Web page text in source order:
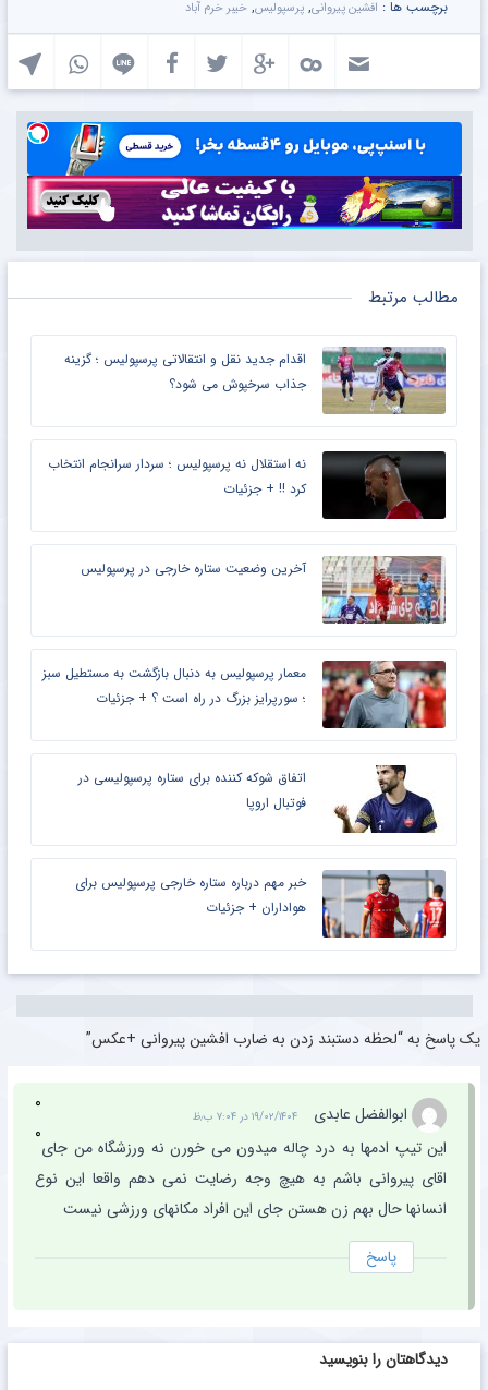
برچسب ها : افشین پیروانی, پرسپولیس, خیبر خرم آباد
مطالب مرتبط
اقدام جدید نقل و انتقالاتی پرسپولیس ؛ گزینه
جذاب سرخپوش می شود؟
نه استقلال نه پرسپولیس ؛ سردار سرانجام انتخاب
کرد !! + جزئیات
آخرین وضعیت ستاره خارجی در پرسپولیس
معمار پرسپولیس به دنبال بازگشت به مستطیل سبز
؛ سورپرایز بزرگ در راه است ؟ + جزئیات
اتفاق شوکه کننده برای ستاره پرسپولیسی در
فوتبال اروپا
خبر مهم درباره ستاره خارجی پرسپولیس برای
هواداران + جزئیات
یک پاسخ به “لحظه دستبند زدن به ضارب افشین پیروانی +عکس”
ابوالفضل عابدی ۱۹/۰۲/۱۴۰۴ در ۷:۰۴ ب٫ظ
۰
۰
این تیپ ادمها به درد چاله میدون می خورن نه ورزشگاه من جای
اقای پیروانی باشم به هیچ وجه رضایت نمی دهم واقعا این نوع
انسانها حال بهم زن هستن جای این افراد مکانهای ورزشی نیست
پاسخ
دیدگاهتان را بنویسید